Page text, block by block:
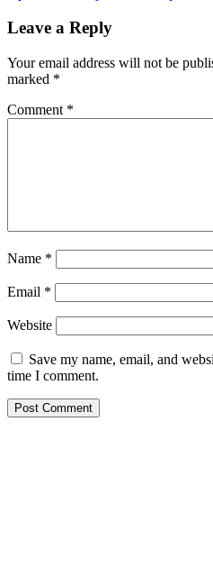
Leave a Reply
Your email address will not be
marked *
Comment *
Name *
Email *
Website
Save my name, email, and
time I comment.